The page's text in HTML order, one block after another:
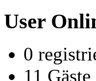
User
0
11 Gäste